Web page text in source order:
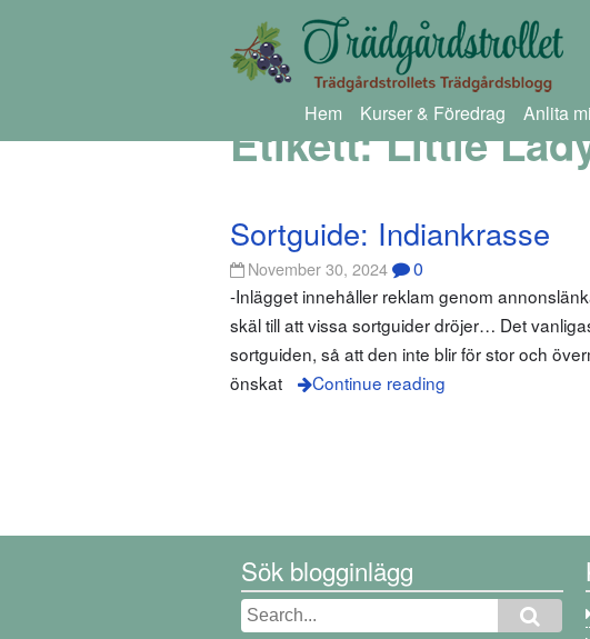
Hem Kurser & Föredrag Anlita
Etikett:Little
Sortguide: Indiankrasse
November 30, 2024 0
-Inlägget innehåller reklam genom
skäl till att vissa sortguider dröjer… Det
sortguiden, så att den inte blir för stor och
önskat
Continue reading
Sök blogginlägg